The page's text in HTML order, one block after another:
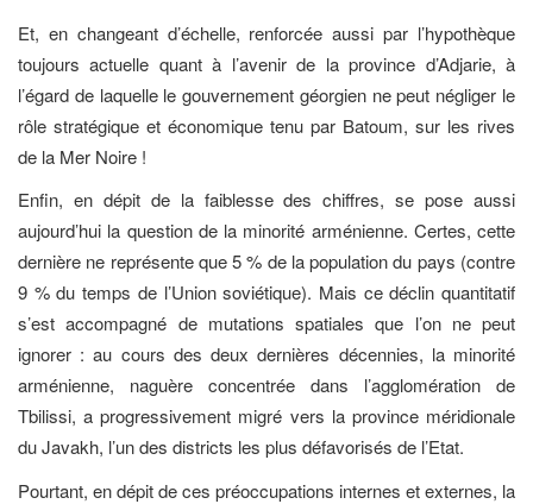
Et, en changeant d’échelle, renforcée aussi par l’hypothèque
toujours actuelle quant à l’avenir de la province d’Adjarie, à
l’égard de laquelle le gouvernement géorgien ne peut négliger le
rôle stratégique et économique tenu par Batoum, sur les rives
de la Mer Noire !
Enfin, en dépit de la faiblesse des chiffres, se pose aussi
aujourd’hui la question de la minorité arménienne. Certes, cette
dernière ne représente que 5 % de la population du pays (contre
9 % du temps de l’Union soviétique). Mais ce déclin quantitatif
s’est accompagné de mutations spatiales que l’on ne peut
ignorer : au cours des deux dernières décennies, la minorité
arménienne, naguère concentrée dans l’agglomération de
Tbilissi, a progressivement migré vers la province méridionale
du Javakh, l’un des districts les plus défavorisés de l’Etat.
Pourtant, en dépit de ces préoccupations internes et externes, la